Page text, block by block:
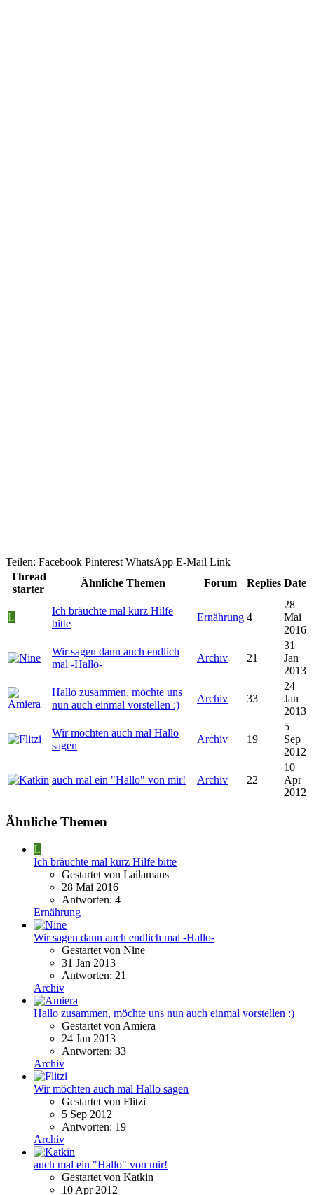
Teilen: Facebook Pinterest WhatsApp E-Mail Link
Thread
starter
Ähnliche Themen Forum Replies Date
L
Ich bräuchte mal kurz Hilfe
bitte
Ernährung 4
28
Mai
2016
Wir sagen dann auch endlich
mal -Hallo-
Archiv 21
31
Jan
2013
Hallo zusammen, möchte uns
nun auch einmal vorstellen :)
Archiv 33
24
Jan
2013
Wir möchten auch mal Hallo
sagen
Archiv 19
5
Sep
2012
auch mal ein "Hallo" von mir! Archiv 22
10
Apr
2012
Ähnliche Themen
L
Ich bräuchte mal kurz Hilfe bitte
Gestartet von Lailamaus
28 Mai 2016
Antworten: 4
Ernährung
Wir sagen dann auch endlich mal -Hallo-
Gestartet von Nine
31 Jan 2013
Antworten: 21
Archiv
Hallo zusammen, möchte uns nun auch einmal vorstellen :)
Gestartet von Amiera
24 Jan 2013
Antworten: 33
Archiv
Wir möchten auch mal Hallo sagen
Gestartet von Flitzi
5 Sep 2012
Antworten: 19
Archiv
auch mal ein "Hallo" von mir!
Gestartet von Katkin
10 Apr 2012